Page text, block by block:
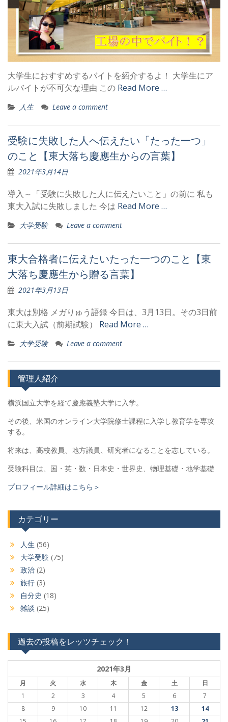
大学生におすすめするバイトを紹介するよ！ 大学生にア
ルバイトが不可欠な理由 この Read More …
人生 Leave a comment
受験に失敗した人へ伝えたい「たった一つ」
のこと【東大落ち慶應生からの言葉】
2021年3月14日
導入～「受験に失敗した人に伝えたいこと」の前に 私も
東大入試に失敗しました 今は Read More …
大学受験 Leave a comment
東大合格者に伝えたいたった一つのこと【東
大落ち慶應生から贈る言葉】
2021年3月13日
東大は別格 メガりゅう語録 今日は、3月13日。その3日前
に東大入試（前期試験） Read More …
大学受験 Leave a comment
管理人紹介
横浜国立大学を経て慶應義塾大学に入学。
その後、米国のオンライン大学院修士課程に入学し教育学を専攻
する。
将来は、高校教員、地方議員、研究者になることを志している。
受験科目は、国・英・数・日本史・世界史、物理基礎・地学基礎
プロフィール詳細はこちら＞
カテゴリー
人生 (56)
大学受験 (75)
政治 (2)
旅行 (3)
自分史 (18)
雑談 (25)
過去の投稿をレッツチェック！
2021年3月
月 火 水 木 金 土
日
1
2 3 4 5 6
7
8
9 10 11 12 13
14